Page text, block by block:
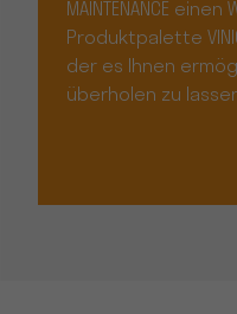
MAINTENANCE
Produktpalette
der es Ihnen
überholen zu